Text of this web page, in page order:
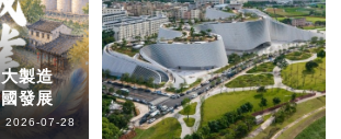
製造
發展
2026-07-28